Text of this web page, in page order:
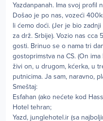
Yazdanpanah. Ima svoj profil
Došao je po nas, vozeći
li ćemo doći. (Jer je bio
za drž. Srbije). Vozio nas
gosti. Brinuo se o nama tri
gostoprimstva na CS. (On
živi on, u drugom, kćerka, u
putnicima. Ja sam, naravno,
Smeštaj:
Esfahan (ako nećete kod
Hotel tehran;
Yazd, junglehotel.ir (sa